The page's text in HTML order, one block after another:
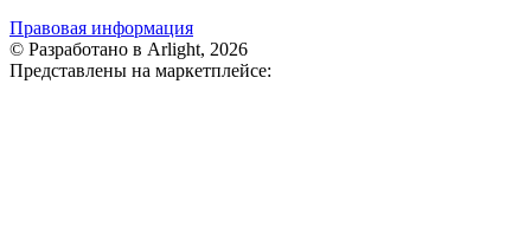
Правовая информация
© Разработано в Arlight, 2026
Представлены на маркетплейсе: